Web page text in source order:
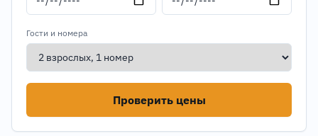
Гости и номера
Проверить цены